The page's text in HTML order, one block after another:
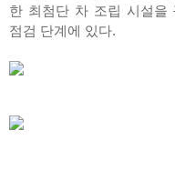
한 최첨단 차 조립 시설을
점검 단계에 있다.